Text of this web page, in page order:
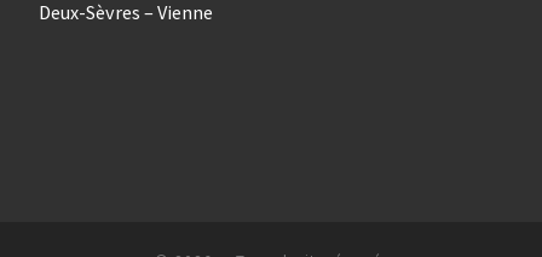
Deux-Sèvres – Vienne